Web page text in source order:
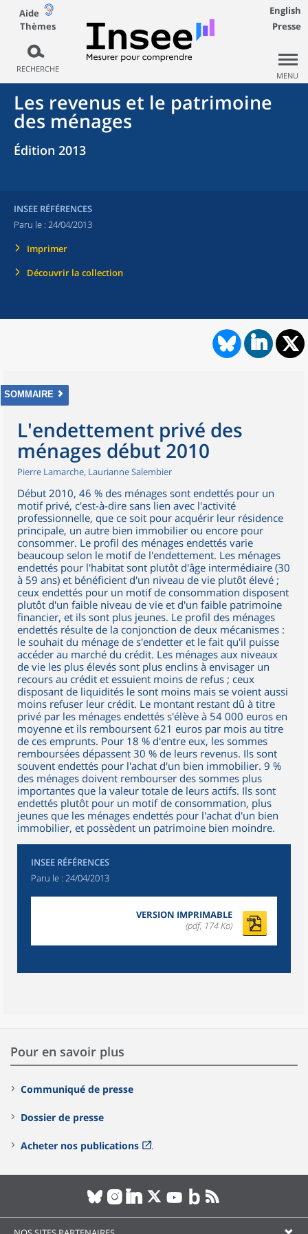
Aide
Thèmes
RECHERCHE
English
Presse
MENU
Les revenus et le patrimoine
des ménages
Édition 2013
INSEE RÉFÉRENCES
Paru le : 24/04/2013
Imprimer
Découvrir la collection
SOMMAIRE
L'endettement privé des
ménages début 2010
Pierre Lamarche, Laurianne Salembier
Début 2010, 46 % des ménages sont endettés pour un
motif privé, c'est-à-dire sans lien avec l'activité
professionnelle, que ce soit pour acquérir leur résidence
principale, un autre bien immobilier ou encore pour
consommer. Le profil des ménages endettés varie
beaucoup selon le motif de l'endettement. Les ménages
endettés pour l'habitat sont plutôt d'âge intermédiaire (30
à 59 ans) et bénéficient d'un niveau de vie plutôt élevé ;
ceux endettés pour un motif de consommation disposent
plutôt d'un faible niveau de vie et d'un faible patrimoine
financier, et ils sont plus jeunes. Le profil des ménages
endettés résulte de la conjonction de deux mécanismes :
le souhait du ménage de s'endetter et le fait qu'il puisse
accéder au marché du crédit. Les ménages aux niveaux
de vie les plus élevés sont plus enclins à envisager un
recours au crédit et essuient moins de refus ; ceux
disposant de liquidités le sont moins mais se voient aussi
moins refuser leur crédit. Le montant restant dû à titre
privé par les ménages endettés s'élève à 54 000 euros en
moyenne et ils remboursent 621 euros par mois au titre
de ces emprunts. Pour 18 % d'entre eux, les sommes
remboursées dépassent 30 % de leurs revenus. Ils sont
souvent endettés pour l'achat d'un bien immobilier. 9 %
des ménages doivent rembourser des sommes plus
importantes que la valeur totale de leurs actifs. Ils sont
endettés plutôt pour un motif de consommation, plus
jeunes que les ménages endettés pour l'achat d'un bien
immobilier, et possèdent un patrimoine bien moindre.
INSEE RÉFÉRENCES
Paru le : 24/04/2013
VERSION IMPRIMABLE
(pdf, 174 Ko)
Pour en savoir plus
Communiqué de presse
Dossier de presse
Acheter nos publications .